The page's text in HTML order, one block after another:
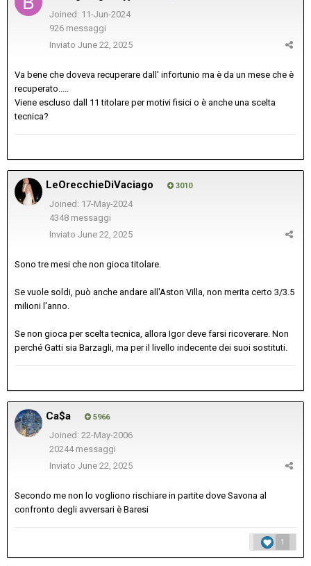
Joined: 11-Jun-2024
926 messaggi
Inviato June 22, 2025
Va bene che doveva recuperare dall' infortunio ma è da un mese che è
recuperato.....
Viene escluso dall 11 titolare per motivi fisici o è anche una scelta
tecnica?
LeOrecchieDiVaciago 3010
Joined: 17-May-2024
4348 messaggi
Inviato June 22, 2025
Sono tre mesi che non gioca titolare.
Se vuole soldi, può anche andare all'Aston Villa, non merita certo 3/3.5
milioni l'anno.
Se non gioca per scelta tecnica, allora Igor deve farsi ricoverare. Non
perché Gatti sia Barzagli, ma per il livello indecente dei suoi sostituti.
Ca$a 5966
Joined: 22-May-2006
20244 messaggi
Inviato June 22, 2025
Secondo me non lo vogliono rischiare in partite dove Savona al
confronto degli avversari è Baresi
1